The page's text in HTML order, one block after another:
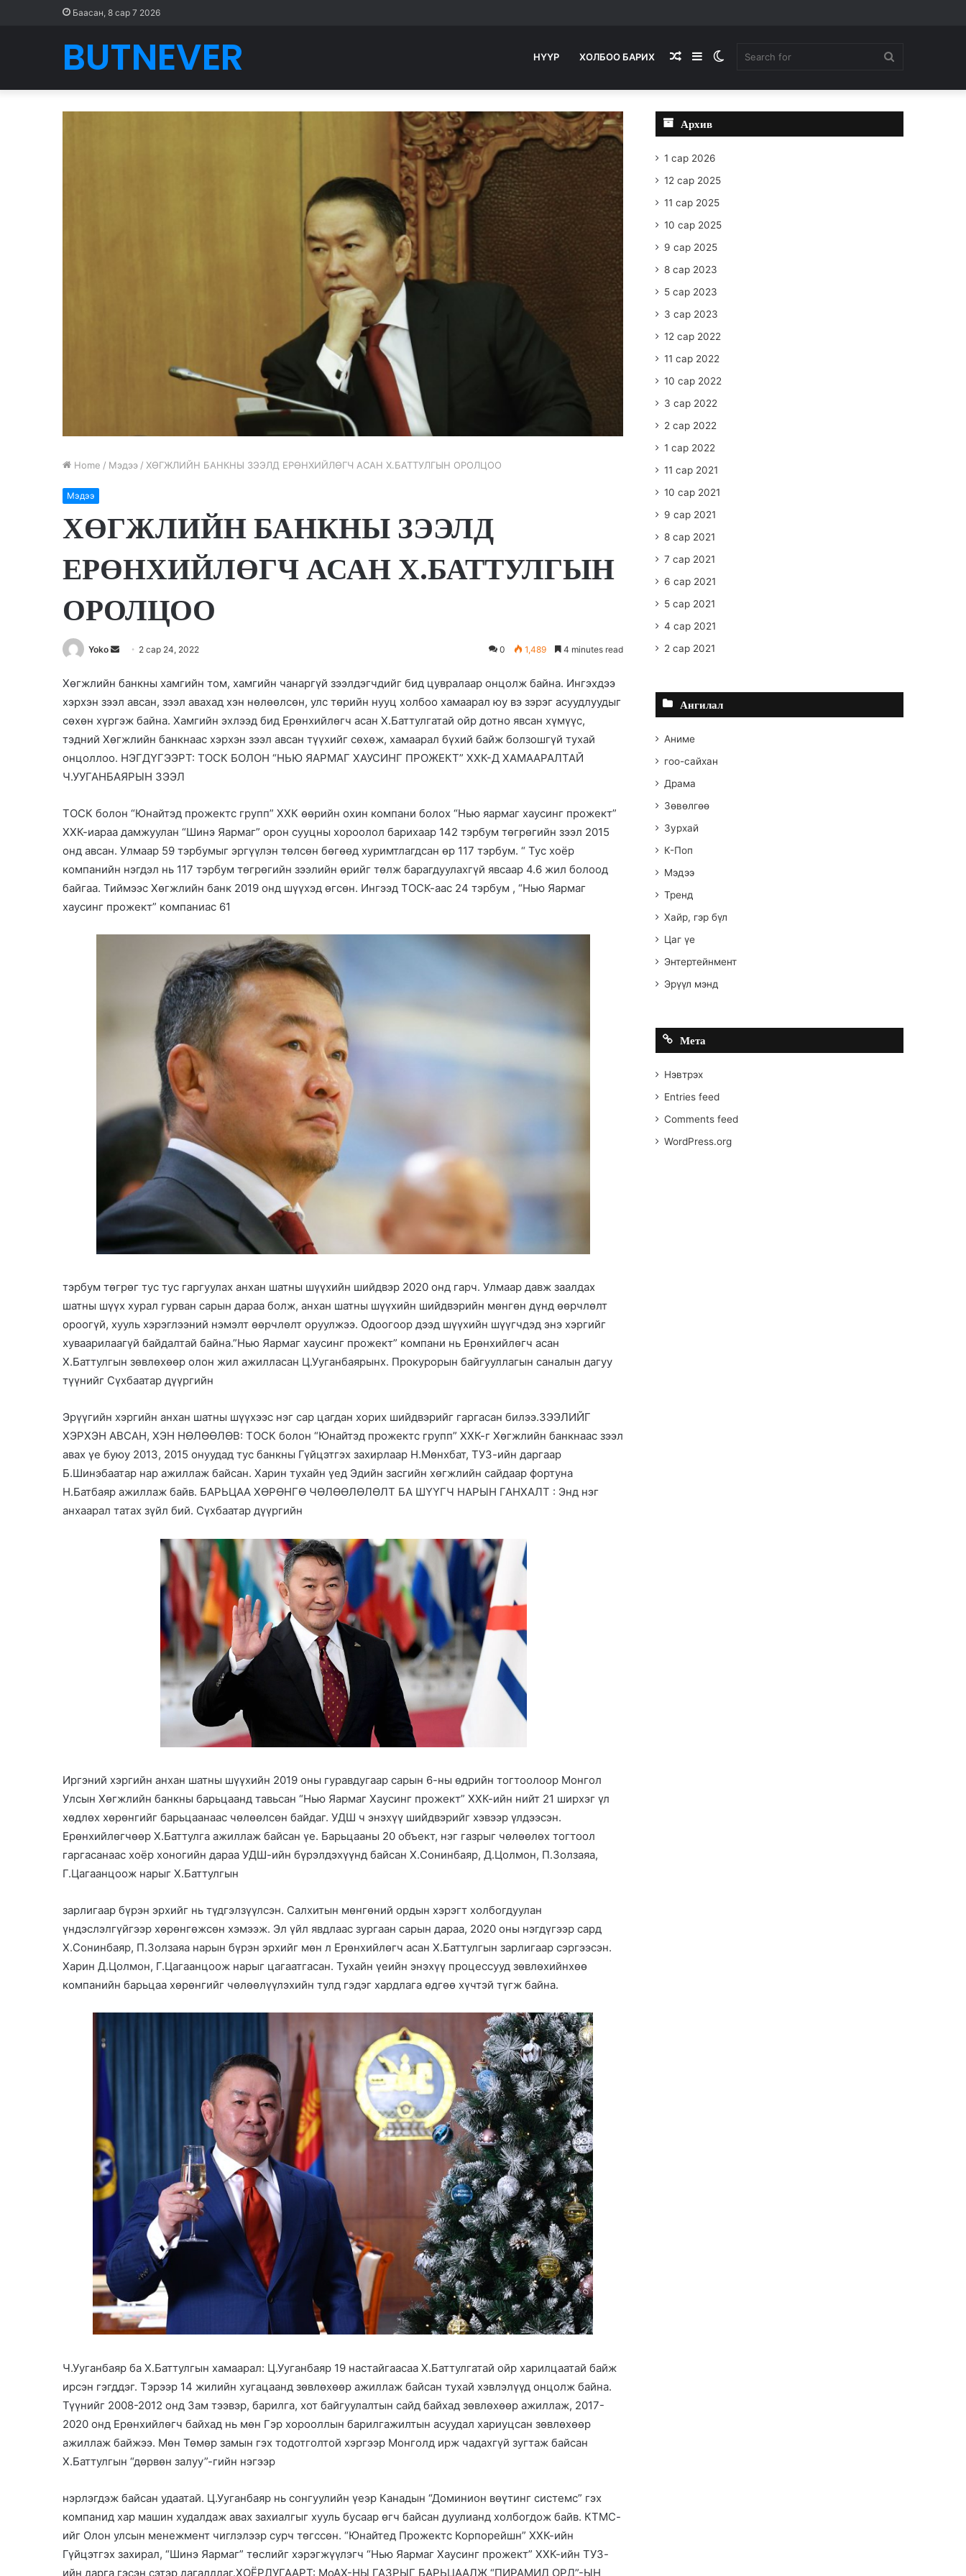
Баасан, 8 сар 7 2026
BUTNEVER НҮҮР ХОЛБОО БАРИХ Switch
Sidebar
Random
Article
Home / Мэдээ / ХӨГЖЛИЙН БАНКНЫ ЗЭЭЛД ЕРӨНХИЙЛӨГЧ АСАН Х.БАТТУЛГЫН ОРОЛЦОО
Мэдээ
ХӨГЖЛИЙН БАНКНЫ ЗЭЭЛД
ЕРӨНХИЙЛӨГЧ АСАН Х.БАТТУЛГЫН
ОРОЛЦОО
Yoko
n
d
a
n
e
m
2 сар 24, 2022 0 1,489 4 minutes read
Хөгжлийн банкны хамгийн том, хамгийн чанаргүй зээлдэгчдийг бид цувралаар онцолж байна. Ингэхдээ
хэрхэн зээл авсан, зээл авахад хэн нөлөөлсөн, улс төрийн нууц холбоо хамаарал юу вэ зэрэг асуудлуудыг
сөхөн хүргэж байна. Хамгийн эхлээд бид Ерөнхийлөгч асан Х.Баттулгатай ойр дотно явсан хүмүүс,
тэдний Хөгжлийн банкнаас хэрхэн зээл авсан түүхийг сөхөж, хамаарал бүхий байж болзошгүй тухай
онцоллоо. НЭГДҮГЭЭРТ: ТОСК БОЛОН “НЬЮ ЯАРМАГ ХАУСИНГ ПРОЖЕКТ” ХХК-Д ХАМААРАЛТАЙ
Ч.УУГАНБАЯРЫН ЗЭЭЛ
ТОСК болон “Юнайтэд прожектс групп” ХХК өөрийн охин компани болох “Нью яармаг хаусинг прожект”
ХХК-иараа дамжуулан “Шинэ Яармаг” орон сууцны хороолол барихаар 142 тэрбум төгрөгийн зээл 2015
онд авсан. Улмаар 59 тэрбумыг эргүүлэн төлсөн бөгөөд хуримтлагдсан өр 117 тэрбум. “ Тус хоёр
компанийн нэгдэл нь 117 тэрбум төгрөгийн зээлийн өрийг төлж барагдуулахгүй явсаар 4.6 жил болоод
байгаа. Тиймээс Хөгжлийн банк 2019 онд шүүхэд өгсөн. Ингээд ТОСК-аас 24 тэрбум , “Нью Яармаг
хаусинг прожект” компаниас 61
тэрбум төгрөг тус тус гаргуулах анхан шатны шүүхийн шийдвэр 2020 онд гарч. Улмаар давж заалдах
шатны шүүх хурал гурван сарын дараа болж, анхан шатны шүүхийн шийдвэрийн мөнгөн дүнд өөрчлөлт
ороогүй, хууль хэрэглээний нэмэлт өөрчлөлт оруулжээ. Одоогоор дээд шүүхийн шүүгчдэд энэ хэргийг
хуваарилаагүй байдалтай байна.”Нью Яармаг хаусинг прожект” компани нь Ерөнхийлөгч асан
Х.Баттулгын зөвлөхөөр олон жил ажилласан Ц.Ууганбаярынх. Прокурорын байгууллагын саналын дагуу
түүнийг Сүхбаатар дүүргийн
Эрүүгийн хэргийн анхан шатны шүүхээс нэг сар цагдан хорих шийдвэрийг гаргасан билээ.ЗЭЭЛИЙГ
ХЭРХЭН АВСАН, ХЭН НӨЛӨӨЛӨВ: ТОСК болон “Юнайтэд прожектс групп” ХХК-г Хөгжлийн банкнаас зээл
авах үе буюу 2013, 2015 онуудад тус банкны Гүйцэтгэх захирлаар Н.Мөнхбат, ТУЗ-ийн даргаар
Б.Шинэбаатар нар ажиллаж байсан. Харин тухайн үед Эдийн засгийн хөгжлийн сайдаар фортуна
Н.Батбаяр ажиллаж байв. БАРЬЦАА ХӨРӨНГӨ ЧӨЛӨӨЛӨЛӨЛТ БА ШҮҮГЧ НАРЫН ГАНХАЛТ : Энд нэг
анхаарал татах зүйл бий. Сүхбаатар дүүргийн
Иргэний хэргийн анхан шатны шүүхийн 2019 оны гуравдугаар сарын 6-ны өдрийн тогтоолоор Монгол
Улсын Хөгжлийн банкны барьцаанд тавьсан “Нью Яармаг Хаусинг прожект” ХХК-ийн нийт 21 ширхэг үл
хөдлөх хөрөнгийг барьцаанаас чөлөөлсөн байдаг. УДШ ч энэхүү шийдвэрийг хэвээр үлдээсэн.
Ерөнхийлөгчөөр Х.Баттулга ажиллаж байсан үе. Барьцааны 20 объект, нэг газрыг чөлөөлөх тогтоол
гаргасанаас хоёр хоногийн дараа УДШ-ийн бүрэлдэхүүнд байсан Х.Сонинбаяр, Д.Цолмон, П.Золзаяа,
Г.Цагаанцоож нарыг Х.Баттулгын
зарлигаар бүрэн эрхийг нь түдгэлзүүлсэн. Салхитын мөнгөний ордын хэрэгт холбогдуулан
үндэслэлгүйгээр хөрөнгөжсөн хэмээж. Эл үйл явдлаас зургаан сарын дараа, 2020 оны нэгдүгээр сард
Х.Сонинбаяр, П.Золзаяа нарын бүрэн эрхийг мөн л Ерөнхийлөгч асан Х.Баттулгын зарлигаар сэргээсэн.
Харин Д.Цолмон, Г.Цагаанцоож нарыг цагаатгасан. Тухайн үеийн энэхүү процессууд зөвлөхийнхөө
компанийн барьцаа хөрөнгийг чөлөөлүүлэхийн тулд гэдэг хардлага өдгөө хүчтэй түгж байна.
Ч.Ууганбаяр ба Х.Баттулгын хамаарал: Ц.Ууганбаяр 19 настайгаасаа Х.Баттулгатай ойр харилцаатай байж
ирсэн гэгддэг. Тэрээр 14 жилийн хугацаанд зөвлөхөөр ажиллаж байсан тухай хэвлэлүүд онцолж байна.
Түүнийг 2008-2012 онд Зам тээвэр, барилга, хот байгуулалтын сайд байхад зөвлөхөөр ажиллаж, 2017-
2020 онд Ерөнхийлөгч байхад нь мөн Гэр хорооллын барилгажилтын асуудал хариуцсан зөвлөхөөр
ажиллаж байжээ. Мөн Төмөр замын гэх тодотголтой хэргээр Монголд ирж чадахгүй зугтаж байсан
Х.Баттулгын “дөрвөн залуу”-гийн нэгээр
нэрлэгдэж байсан удаатай. Ц.Ууганбаяр нь сонгуулийн үеэр Канадын “Доминион вөүтинг системс” гэх
компанид хар машин худалдаж авах захиалгыг хууль бусаар өгч байсан дуулианд холбогдож байв. КТМС-
ийг Олон улсын менежмент чиглэлээр сурч төгссөн. “Юнайтед Прожектc Корпорейшн” ХХК-ийн
Гүйцэтгэх захирал, “Шинэ Яармаг” төслийг хэрэгжүүлэгч “Нью Яармаг Хаусинг прожект” ХХК-ийн ТУЗ-
ийн дарга гэсэн сэтэр дагалддаг.ХОЁРДУГААРТ: МоАХ-НЫ ГАЗРЫГ БАРЬЦААЛЖ “ПИРАМИД ОРД”-ЫН
Архив
1 сар 2026
12 сар 2025
11 сар 2025
10 сар 2025
9 сар 2025
8 сар 2023
5 сар 2023
3 сар 2023
12 сар 2022
11 сар 2022
10 сар 2022
3 сар 2022
2 сар 2022
1 сар 2022
11 сар 2021
10 сар 2021
9 сар 2021
8 сар 2021
7 сар 2021
6 сар 2021
5 сар 2021
4 сар 2021
2 сар 2021
Ангилал
Аниме
гоо-сайхан
Драма
Зөвөлгөө
Зурхай
К-Поп
Мэдээ
Тренд
Хайр, гэр бүл
Цаг үе
Энтертейнмент
Эрүүл мэнд
Мета
Нэвтрэх
Entries feed
Comments feed
WordPress.org